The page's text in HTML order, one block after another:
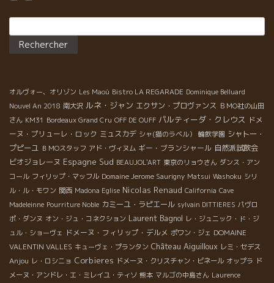
オルヴォー、オリゾン Les Maoù Bistro LA REGARADE Dominique Belluard
Nouvel An 2018 南大沢 ルネ・ジャン エクサン・プロヴァンス ＢＭО社の山田
さん KM31 Bordeaux Grand Cru OFF DE OUFF パルティーダ・クレウス ドメ
ーヌ・プリューレ・ロック ミュスカデ シャ(猫のラベル） 輪飲学園 シャトー・
プピーユ ＢＭОスタッフ アド・ヴィヌム ギー・ブランシャール 自然派試飲会
ビオジョレーヌ Espagne Sud BEAUJOL'ART 東京のリョウさん ダンス・アン
コール フィリップ・マッフル Domaine Jerome Saurigny Matsui Washoku シリ
ル・ル・モワン 関西 Madona Eglise Nicolas Renaud California Cave
Madeleinne Pourriture Noble カミーユ・ラピエール sylvain DITTIERES パヴロ
ポ・ダンヌ オン・ジュ・コネクション Laurent Bagnol レ・ジュニック・ド・ジ
ュル・ショーヴェ ドメーヌ・フィリップ・デルメ ポワン・ジェ DOMAINE
VALENTIN VALLES キューヴェ・プランタン Château Aiguilloux レミ・セデス
Anjou レ・ロシニョ Corbieres ドメーヌ・クリスチャン・ビネール オップラ ド
メーヌ・アンドレ・エ・ミレイユ・ティソ 熊本 マルゴの中島さん Laurence